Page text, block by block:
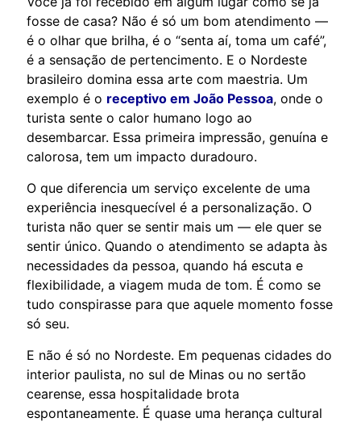
fosse de casa? Não é só um bom atendimento —
é o olhar que brilha, é o “senta aí, toma um café”,
é a sensação de pertencimento. E o Nordeste
brasileiro domina essa arte com maestria. Um
exemplo é o receptivo em João Pessoa, onde o
turista sente o calor humano logo ao
desembarcar. Essa primeira impressão, genuína e
calorosa, tem um impacto duradouro.
O que diferencia um serviço excelente de uma
experiência inesquecível é a personalização. O
turista não quer se sentir mais um — ele quer se
sentir único. Quando o atendimento se adapta às
necessidades da pessoa, quando há escuta e
flexibilidade, a viagem muda de tom. É como se
tudo conspirasse para que aquele momento fosse
só seu.
E não é só no Nordeste. Em pequenas cidades do
interior paulista, no sul de Minas ou no sertão
cearense, essa hospitalidade brota
espontaneamente. É quase uma herança cultural